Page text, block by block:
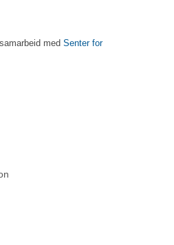
med Senter for